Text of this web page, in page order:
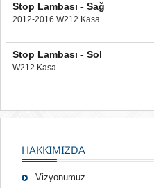
Stop Lambası - Sağ
2012-2016 W212 Kasa
Stop Lambası - Sol
W212 Kasa
HAKKIMIZDA
Vizyonumuz